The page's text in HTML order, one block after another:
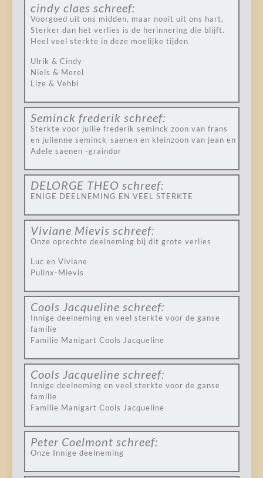
cindy claes schreef:
Voorgoed uit ons midden, maar nooit uit ons hart,
Sterker dan het verlies is de herinnering die blijft.
Heel veel sterkte in deze moelijke tijden
Ulrik & Cindy
Niels & Merel
Lize & Vehbi
Seminck frederik schreef:
Sterkte voor jullie frederik seminck zoon van frans
en julienne seminck-saenen en kleinzoon van jean en
Adele saenen -graindor
DELORGE THEO schreef:
ENIGE DEELNEMING EN VEEL STERKTE
Viviane Mievis schreef:
Onze oprechte deelneming bij dit grote verlies
Luc en Viviane
Pulinx-Mievis
Cools Jacqueline schreef:
Innige deelneming en veel sterkte voor de ganse
familie
Familie Manigart Cools Jacqueline
Cools Jacqueline schreef:
Innige deelneming en veel sterkte voor de ganse
familie
Familie Manigart Cools Jacqueline
Peter Coelmont schreef:
Onze Innige deelneming